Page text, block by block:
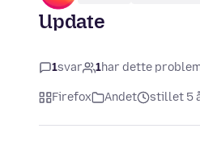
Update
1svar 1har dette
Firefox Andet stillet 5